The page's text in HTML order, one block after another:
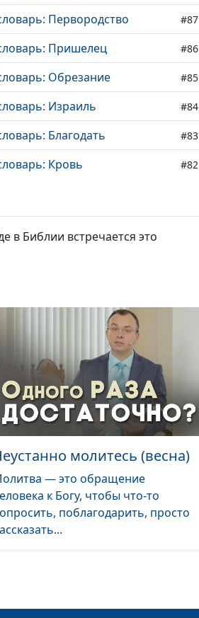
Первородство #87
Пришелец #86
Обрезание #85
Израиль #84
Благодать #83
Кровь #82
Беззаконие
Вавилон #77
Радуга
Знамение #74
Бездна #73
Потоп #72
Ковчег
Праведный
#70
в Библии встречается это
молитесь (весна)
— это обращение
к Богу, чтобы что-то
поблагодарить, просто